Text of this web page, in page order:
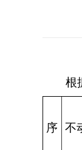
根
序 不